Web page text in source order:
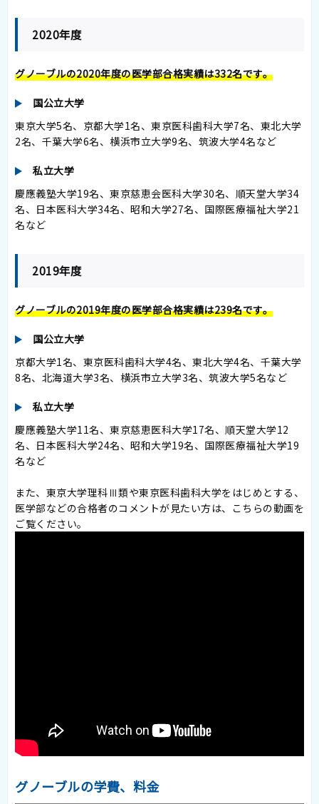
2020年度
グノーブルの2020年度の医学部合格実績は332名です。
国公立大学
東京大学5名、京都大学1名、東京医科歯科大学7名、東北大学
2名、千葉大学6名、横浜市立大学9名、筑波大学4名など
私立大学
慶應義塾大学19名、東京慈恵会医科大学30名、順天堂大学34
名、日本医科大学34名、昭和大学27名、国際医療福祉大学21
名など
2019年度
グノーブルの2019年度の医学部合格実績は239名です。
国公立大学
京都大学1名、東京医科歯科大学4名、東北大学4名、千葉大学
8名、北海道大学3名、横浜市立大学3名、筑波大学5名など
私立大学
慶應義塾大学11名、東京慈恵医科大学17名、順天堂大学12
名、日本医科大学24名、昭和大学19名、国際医療福祉大学19
名など
また、東京大学理科Ⅲ類や東京医科歯科大学をはじめとする、
医学部などの合格者のコメントが見たい方は、こちらの動画を
ご覧ください。
グノーブルの学費、料金